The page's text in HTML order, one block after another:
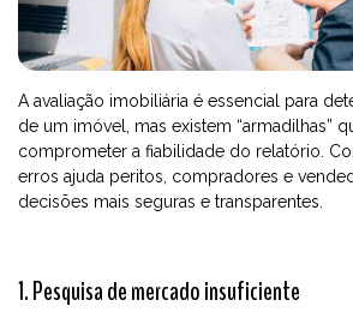
A avaliação imobiliária é essencial para
de um imóvel, mas existem “armadilhas”
comprometer a fiabilidade do relatório.
erros ajuda peritos, compradores e
decisões mais seguras e transparentes.
1. Pesquisa de mercado insuficiente